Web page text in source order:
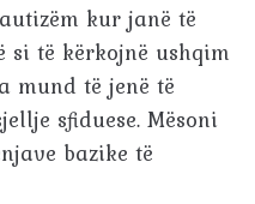
kur janë të
të kërkojnë ushqim
mund të jenë të
sfiduese. Mësoni
bazike të